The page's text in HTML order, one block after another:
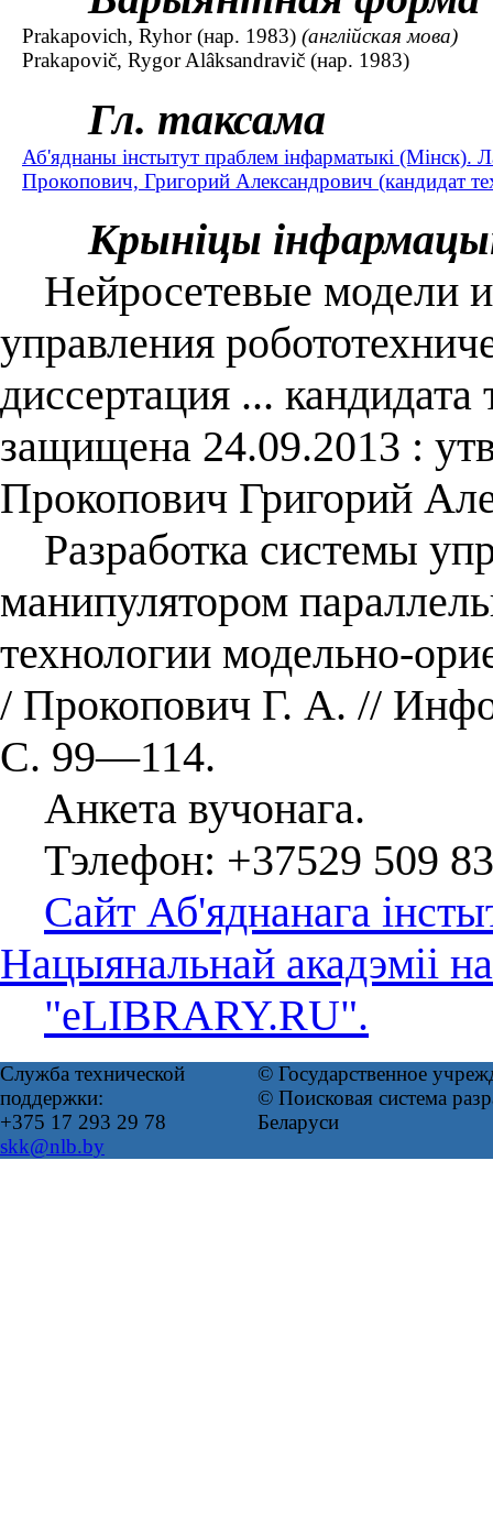
Prakapovich, Ryhor (нар. 1983) (англійская мова)
Prakapovіč, Rygor Alâksandravіč (нар. 1983)
Гл. таксама
Аб'яднаны інстытут праблем інфарматыкі (Мінск).
Прокопович, Григорий Александрович (кандидат
Крыніцы
Нейросетевые модели
управления
диссертация ...
защищена 24.09.2013 :
Прокопович Григорий
Разработка системы
манипулятором
технологии модельно-
/ Прокопович Г. А. //
С. 99—114.
Анкета вучонага.
Тэлефон: +37529 509
Сайт Аб'яднанага
Нацыянальнай акадэміі
"eLIBRARY.RU".
Служба технической
поддержки:
+375 17 293 29 78
skk@nlb.by
© Государственное
© Поисковая система
Беларуси